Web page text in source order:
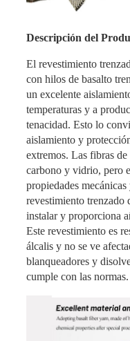
Descripción del
El revestimiento
con hilos de basalto
un excelente
temperaturas y a
tenacidad. Esto lo
aislamiento y
extremos. Las fibras
carbono y vidrio, pero
propiedades
revestimiento trenzado
instalar y proporciona
Este revestimiento es
álcalis y no se ve
blanqueadores y
cumple con las normas.